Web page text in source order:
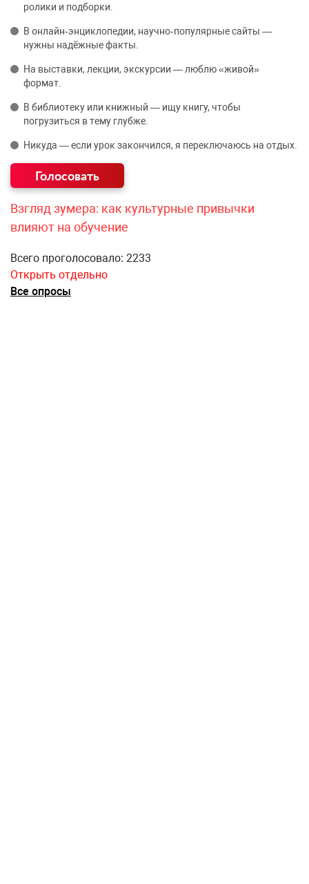
ролики и подборки.
В онлайн‑энциклопедии, научно‑популярные сайты —
нужны надёжные факты.
На выставки, лекции, экскурсии — люблю «живой»
формат.
В библиотеку или книжный — ищу книгу, чтобы
погрузиться в тему глубже.
Никуда — если урок закончился, я переключаюсь на отдых.
Взгляд зумера: как культурные привычки
влияют на обучение
Всего проголосовало: 2233
Открыть отдельно
Все опросы